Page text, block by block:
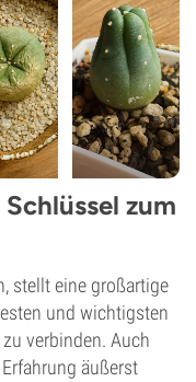
zum
stellt eine großartige
und wichtigsten
verbinden. Auch
äußerst